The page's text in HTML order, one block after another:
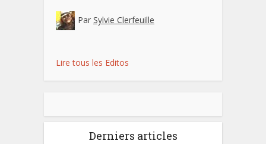
Par Sylvie Clerfeuille
Lire tous les Editos
Derniers articles